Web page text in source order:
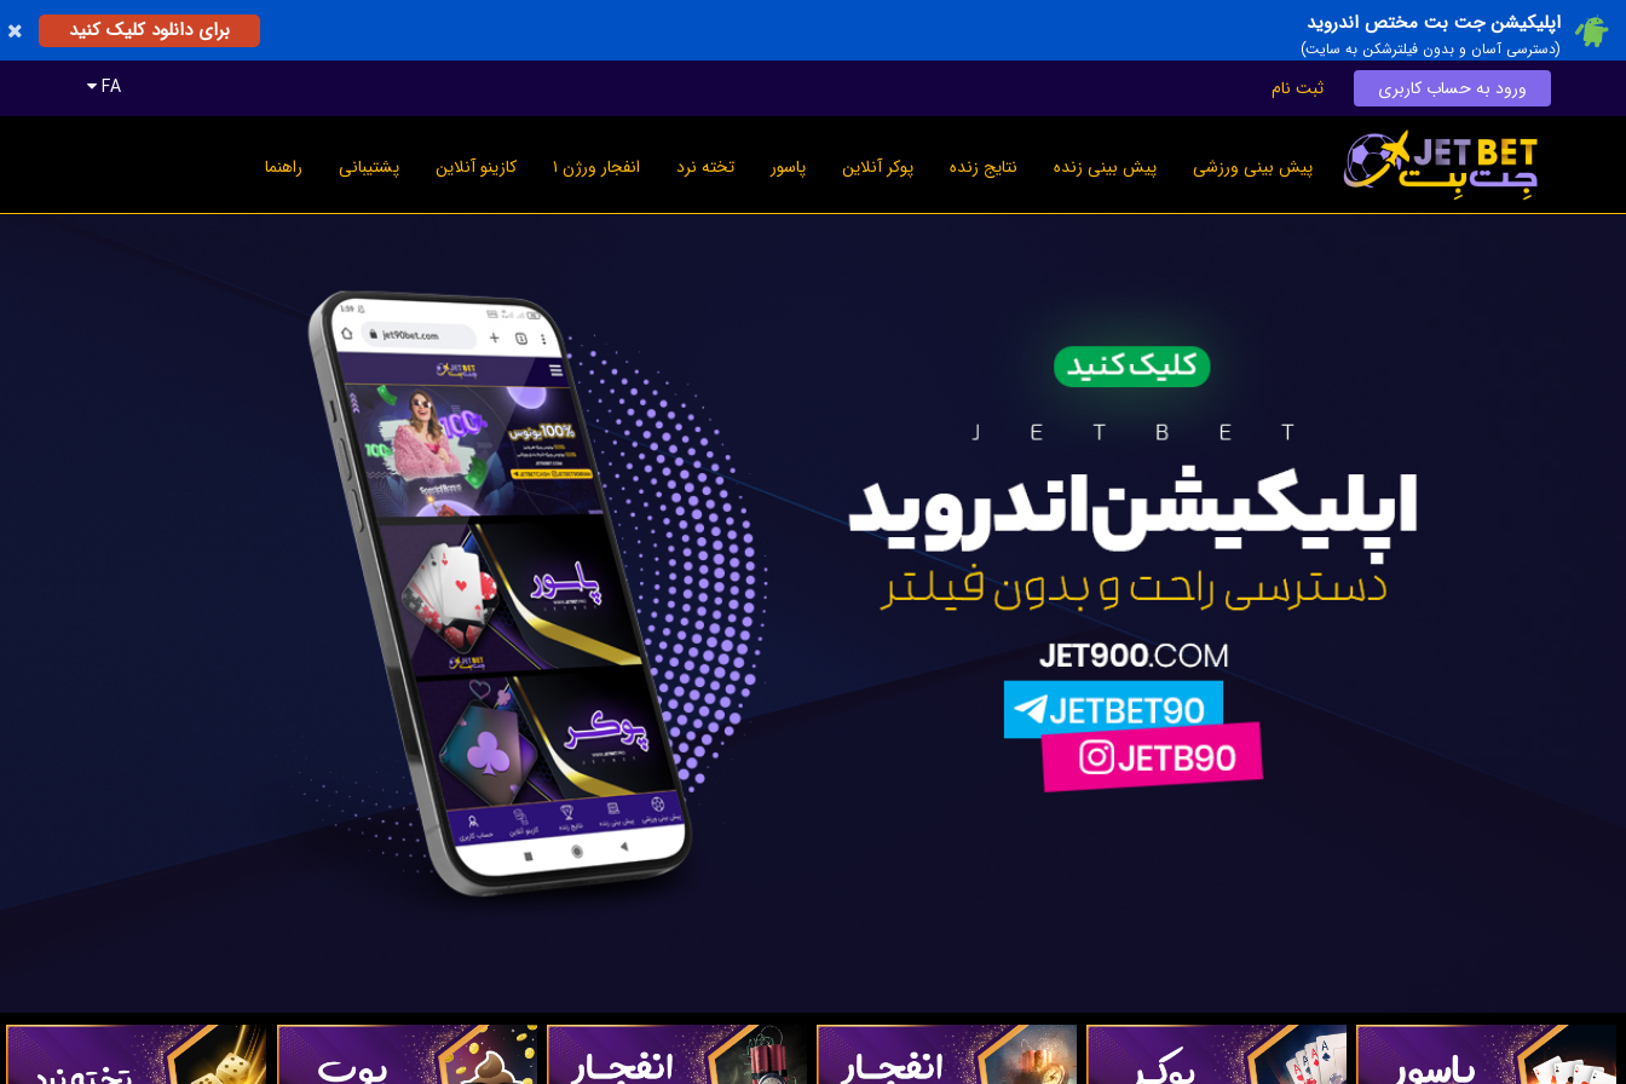
اپلیکیشن جت بت مختص اندروید
(دسترسی آسان و بدون فیلترشکن به سایت)
برای دانلود کلیک کنید
FA ورود به حساب کاربری ثبت نام
پیش بینی ورزشی پیش بینی زنده نتایج زنده پوکر آنلاین پاسور تخته نرد انفجار ورژن ۱ کازینو آنلاین پشتیبانی راهنما